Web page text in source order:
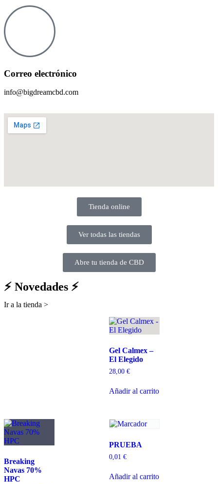
Correo electrónico
info@bigdreamcbd.com
Tienda online
Ver todas las tiendas
Abre tu tienda de CBD
⚡ Novedades ⚡
Ir a la tienda >
Gel Calmex –
El Elegido
28,00 €
Añadir al carrito
Breaking
Navas 70%
HPC
PRUEBA
0,01 €
Añadir al carrito